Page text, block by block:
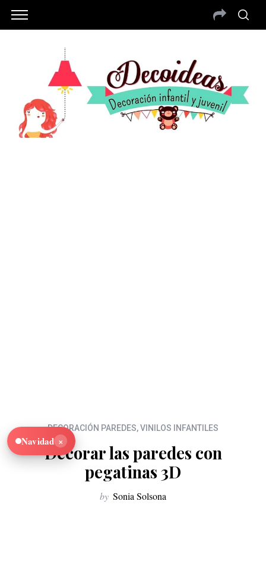
DECORACIÓN PAREDES,VINILOS INFANTILES
Decorar las paredes con
pegatinas 3D
by Sonia Solsona
Navidad ×